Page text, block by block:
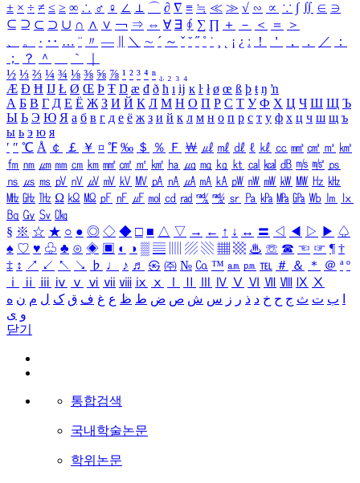
± × ÷ ≠ ≤ ≥ ∞ ∴ ♂ ♀ ∠ ⊥ ⌒ ∂ ∇ ≡ ≒ ≪ ≫ √ ∽ ∝ ∵ ∫ ∬ ∈ ∋
⊆ ⊇ ⊂ ⊃ ∪ ∩ ∧ ∨ ￢ ⇒ ⇔ ∀ ∃ ∮ ∑ ∏ ＋ － ＜ ＝
＞
、
。 · ‥ … ¨ 〃 ― ＼ ∼ ´ ～ ˇ ˘ ˝ ˚ ˙ ¸ ¡ ¿ ː ！ ＇ ， ． ／
：
；
？ ＾ ｀
½ ⅓ ⅔ ¼ ¾ ⅛ ⅜ ⅝ ⅞ ¹ ² ³ ⁴ ⁿ ₁ ₂ ₃ ₄
Æ Ð Ħ Ĳ Ł Ø Œ Þ Ŧ Ŋ æ đ ð ħ ı ĳ ĸ ŀ ł ø œ ß þ ŧ ŋ ŉ
А Б В Г Д Е Ё Ж З И Й К Л М Н О П Р С Т У Ф Х Ц Ч Ш Щ Ъ
Ы Ь Э Ю Я а б в г д е ё ж з и й к л м н о п р с т у ф х ц ч ш щ ъ
ы ь э ю я
′ ″ ℃ Å ￠ ￡ ￥ ¤ ℉ ‰ ＄ ％ Ｆ ￦ ㎕ ㎖ ㎗ ℓ ㎘ ㏄ ㎣ ㎤ ㎥ ㎦
㎙ ㎚ ㎛ ㎜ ㎝ ㎞ ㎟ ㎠ ㎡ ㎢ ㏊ ㎍ ㎎ ㎏ ㏏ ㎈ ㎉ ㏈ ㎧ ㎨ ㎰
㎱ ㎲ ㎳ ㎴ ㎵ ㎶ ㎷ ㎸ ㎹ ㎀ ㎁ ㎂ ㎃ ㎄ ㎺ ㎻ ㎽ ㎾ ㎿ ㎐ ㎑
㎒ ㎓ ㎔ Ω ㏀ ㏁ ㎊ ㎋ ㎌ ㏖ ㏅ ㎭ ㎮ ㎯ ㏛ ㎩ ㎪ ㎫ ㎬ ㏝ ㏐
㏓
㏃ ㏉ ㏜ ㏆
§ ※ ☆ ★ ○ ● ◎ ◇ ◆ □ ■ △ ▽ → ← ↑ ↓ ↔ 〓 ◁ ◀ ▷ ▶ ♤
♠ ♡ ♥ ♧ ♣ ⊙ ◈ ▣ ◐ ◑ ▒ ▤ ▨ ▧ ▦ ▩ ♨ ☏ ☎ ☜ ☞ ¶ †
‡ ↕ ↗ ↙ ↖ ↘ ♭ ♩ ♪ ♬ ㉿ ㈜ № ㏇ ™ ㏂ ㏘ ℡ ＃ ＆ ＊ ＠ ª º
ⅰ
ⅱ ⅲ ⅳ ⅴ ⅵ ⅶ ⅷ ⅸ ⅹ Ⅳ Ⅴ Ⅵ Ⅶ Ⅷ Ⅸ Ⅹ
ب ت ث ج ح خ د ذ ر ز س ش ص ض ط ظ ع غ ف ق ک ل م ن ه
و ی
닫기
통합검색
국내학술논문
학위논문